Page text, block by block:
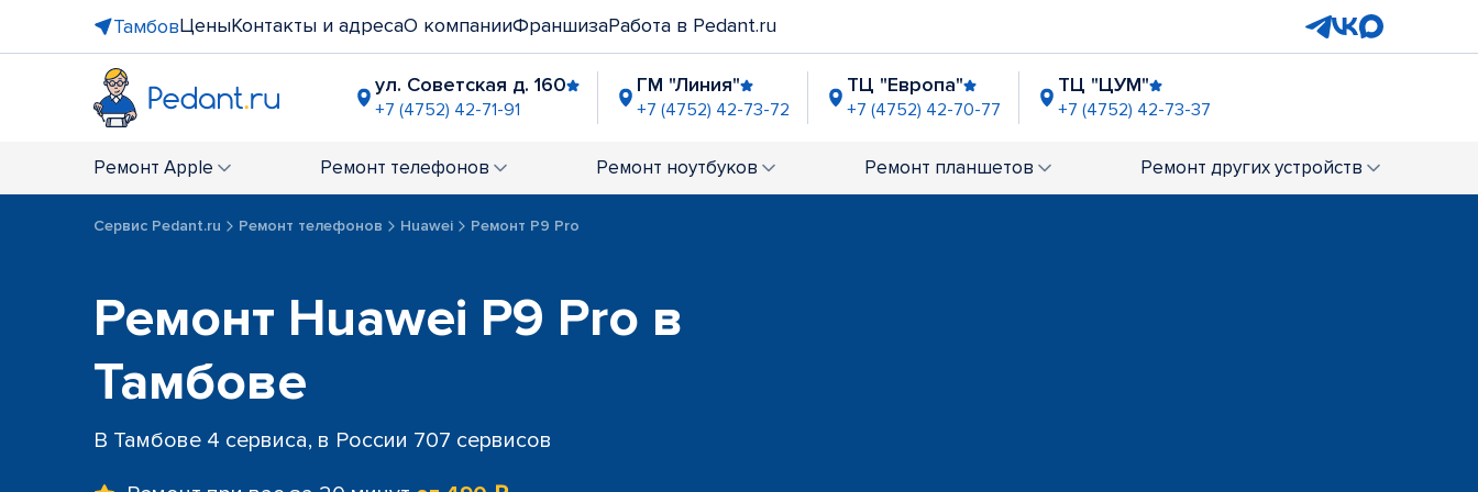
ТамбовЦеныКонтакты и адресаО компанииФраншизаРабота в Pedant.ru
ул. Советская д. 160
+7 (4752) 42-71-91
ГМ "Линия"
+7 (4752) 42-73-72
ТЦ "Европа"
+7 (4752) 42-70-77
ТЦ "ЦУМ"
+7 (4752) 42-73-37
Ремонт Apple Ремонт телефонов Ремонт ноутбуков Ремонт планшетов Ремонт других устройств
Сервис Pedant.ru Ремонт телефонов Huawei Ремонт P9 Pro
Ремонт Huawei P9 Pro в
Тамбове
В Тамбове 4 сервиса, в России 707 сервисов